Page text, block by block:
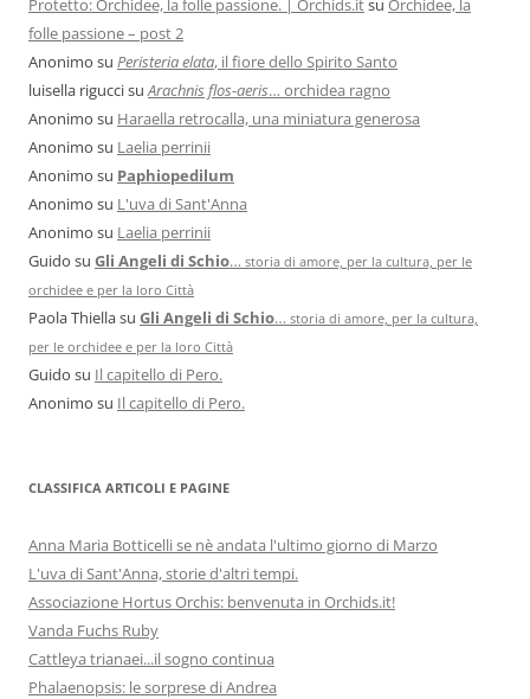
folle passione – post 2
Anonimo su Peristeria elata, il fiore dello Spirito Santo
luisella riguccisu Arachnis flos-aeris… orchidea ragno
Anonimo su Haraella retrocalla, una miniatura generosa
Anonimo su Laelia perrinii
Anonimo su Paphiopedilum
Anonimo su L'uva di Sant'Anna
Anonimo su Laelia perrinii
Guido su Gli Angeli di Schio… storia di amore, per la cultura, per le
orchidee e per la loro Città
Paola Thiellasu Gli Angeli di Schio… storia di amore, per la cultura,
per le orchidee e per la loro Città
Guido su Il capitello di Pero.
Anonimo su Il capitello di Pero.
CLASSIFICA ARTICOLI E PAGINE
Anna Maria Botticelli se nè andata l'ultimo giorno di Marzo
L'uva di Sant'Anna, storie d'altri tempi.
Associazione Hortus Orchis: benvenuta in Orchids.it!
Vanda Fuchs Ruby
Cattleya trianaei...il sogno continua
Phalaenopsis: le sorprese di Andrea